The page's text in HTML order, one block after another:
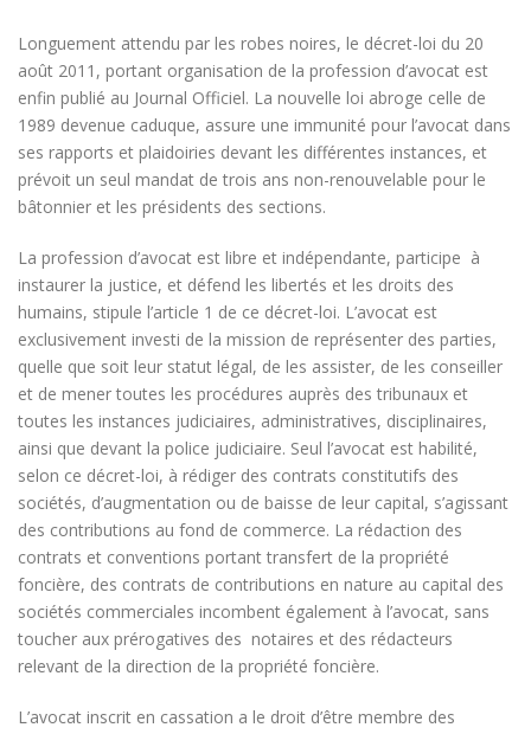
Longuement attendu par les robes noires, le décret-loi du 20
août 2011, portant organisation de la profession d’avocat est
enfin publié au Journal Officiel. La nouvelle loi abroge celle de
1989 devenue caduque, assure une immunité pour l’avocat dans
ses rapports et plaidoiries devant les différentes instances, et
prévoit un seul mandat de trois ans non-renouvelable pour le
bâtonnier et les présidents des sections.
La profession d’avocat est libre et indépendante, participe à
instaurer la justice, et défend les libertés et les droits des
humains, stipule l’article 1 de ce décret-loi. L’avocat est
exclusivement investi de la mission de représenter des parties,
quelle que soit leur statut légal, de les assister, de les conseiller
et de mener toutes les procédures auprès des tribunaux et
toutes les instances judiciaires, administratives, disciplinaires,
ainsi que devant la police judiciaire. Seul l’avocat est habilité,
selon ce décret-loi, à rédiger des contrats constitutifs des
sociétés, d’augmentation ou de baisse de leur capital, s’agissant
des contributions au fond de commerce. La rédaction des
contrats et conventions portant transfert de la propriété
foncière, des contrats de contributions en nature au capital des
sociétés commerciales incombent également à l’avocat, sans
toucher aux prérogatives des notaires et des rédacteurs
relevant de la direction de la propriété foncière.
L’avocat inscrit en cassation a le droit d’être membre des